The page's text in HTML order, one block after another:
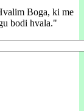
Boga, ki me
bodi hvala."